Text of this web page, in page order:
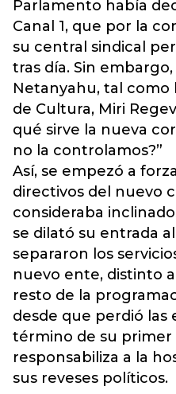
Parlamento había
Canal 1, que por la
su central sindical
tras día. Sin
Netanyahu, tal como
de Cultura, Miri
qué sirve la nueva
no la controlamos?”
Así, se empezó a
directivos del nuevo
consideraba
se dilató su entrada
separaron los
nuevo ente, distinto
resto de la
desde que perdió las
término de su primer
responsabiliza a la
sus reveses políticos.